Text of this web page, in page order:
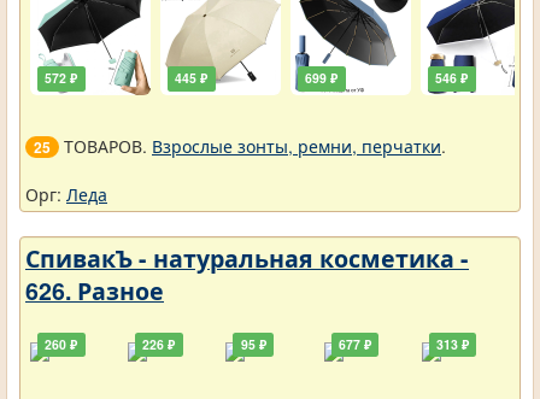
572 ₽ 445 ₽ 699 ₽ 546 ₽
25 ТОВАРОВ. Взрослые зонты, ремни, перчатки.
Орг: Леда
СпивакЪ - натуральная косметика -
626. Разное
260 ₽ 226 ₽ 95 ₽ 677 ₽ 313 ₽